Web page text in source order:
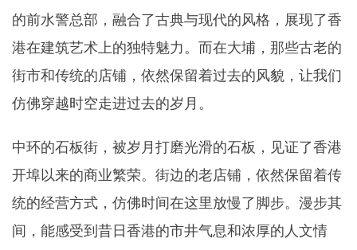
的前水警总部，融合了古典与现代的风格，展现了香
港在建筑艺术上的独特魅力。而在大埔，那些古老的
街市和传统的店铺，依然保留着过去的风貌，让我们
仿佛穿越时空走进过去的岁月。
中环的石板街，被岁月打磨光滑的石板，见证了香港
开埠以来的商业繁荣。街边的老店铺，依然保留着传
统的经营方式，仿佛时间在这里放慢了脚步。漫步其
间，能感受到昔日香港的市井气息和浓厚的人文情